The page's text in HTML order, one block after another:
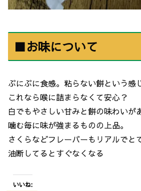
■お味について
ぷにぷに食感。粘らない餅という感
これなら喉に詰まらなくて安心？
白でもやさしい甘みと餅の味わいが
噛む毎に味が強まるものの上品。
さくらなどフレーバーもリアルでと
油断してるとすぐなくなる
いいね: